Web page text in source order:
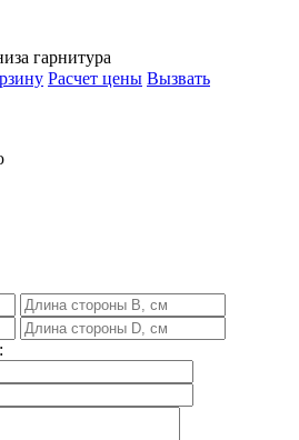
гарнитура
Расчет цены Вызвать